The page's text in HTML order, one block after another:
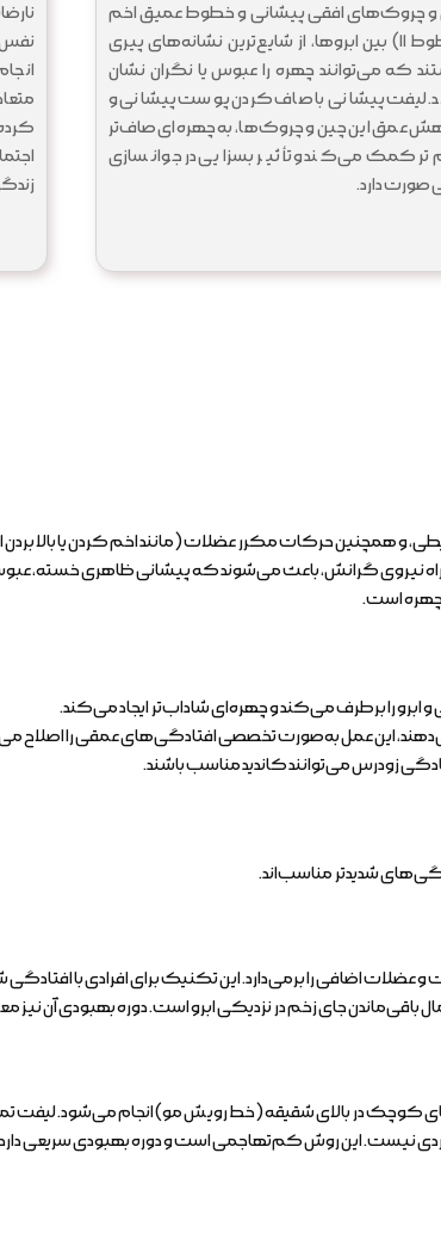
و چروک‌های افقی پیشانی و خطوط عمیق اخم
(خطوط ۱۱) بین ابروها، از شایع‌ترین نشانه‌های پیری
که می‌توانند چهره را عبوس یا نگران نشان
لیفت پیشانی با صاف کردن پوست پیشانی و
عمق این چین و چروک‌ها، به چهره‌ای صاف‌تر
کمک می‌کند و تأثیر بسزایی در جوانسازی
صورت دارد.
نفس
و همچنین حرکات مکرر عضلات (مانند اخم کردن یا بالا
گرانش، باعث می‌شوند که پیشانی ظاهری خسته، عبوس
چهره است.
و ابرو را برطرف می‌کند و چهره‌ای شاداب‌تر ایجاد می‌کند.
زودرس می‌توانند کاندید مناسب باشند.
شدیدتر مناسب‌اند.
و عضلات اضافی را برمی‌دارد. این تکنیک برای افرادی با
جای زخم در نزدیکی ابرو است. دوره بهبودی آن نیز
کوچک در بالای شقیقه (خط رویش مو) انجام می‌شود. لیفت
نیست. این روش کم‌تهاجمی است و دوره بهبودی سریعی